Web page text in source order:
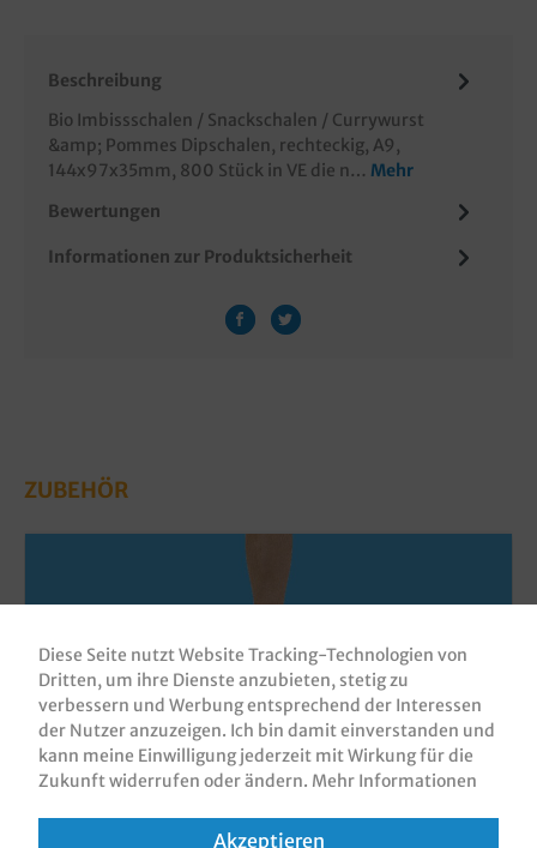
Beschreibung
Bio Imbissschalen / Snackschalen / Currywurst
&amp; Pommes Dipschalen, rechteckig, A9,
144x97x35mm, 800 Stück in VE die n… Mehr
Bewertungen
Informationen zur Produktsicherheit
ZUBEHÖR
Imbissgäbelchen Holz 85mm 10.000St.
Diese Seite nutzt Website Tracking-Technologien von
Dritten, um ihre Dienste anzubieten, stetig zu
verbessern und Werbung entsprechend der Interessen
der Nutzer anzuzeigen. Ich bin damit einverstanden und
kann meine Einwilligung jederzeit mit Wirkung für die
Zukunft widerrufen oder ändern. Mehr Informationen
Akzeptieren